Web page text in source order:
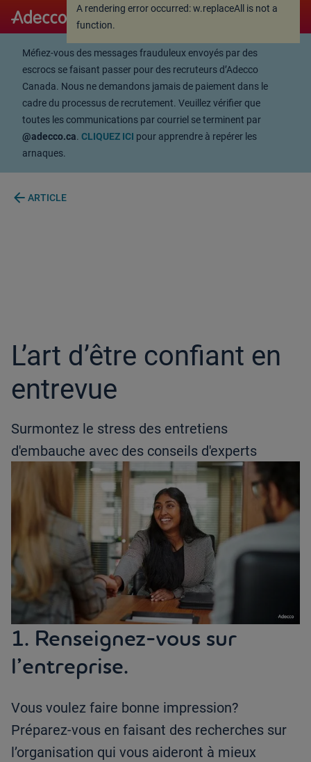
A rendering error occurred:
function.
A rendering error occurred:w.replaceAll is not a
function.
Méfiez-vous des messages frauduleux envoyés par des
escrocs se faisant passer pour des recruteurs d’Adecco
Canada. Nous ne demandons jamais de paiement dans le
cadre du processus de recrutement. Veuillez vérifier que
toutes les communications par courriel se terminent par
@adecco.ca. CLIQUEZ ICI pour apprendre à repérer les
arnaques.
arrow_back ARTICLE
L’art d’être confiant en
entrevue
Surmontez le stress des entretiens
d'embauche avec des conseils d'experts
Reading Time: 3 minutes
Posted On 3rd of mai, 2024 Adecco
1. Renseignez-vous sur
l’entreprise.
Vous voulez faire bonne impression?
Préparez-vous en faisant des recherches sur
l’organisation qui vous aideront à mieux
A rendering error occurred:w.replaceAll is not a function.